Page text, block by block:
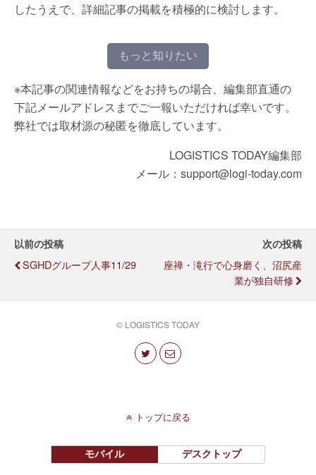
したうえで、詳細記事の掲載を積極的に検討します。
もっと知りたい
※本記事の関連情報などをお持ちの場合、編集部直通の
下記メールアドレスまでご一報いただければ幸いです。
弊社では取材源の秘匿を徹底しています。
LOGISTICS TODAY編集部
メール：support@logi-today.com
以前の投稿
SGHDグループ人事11/29
次の投稿
座禅・滝行で心身磨く、沼尻産
業が独自研修
© LOGISTICS TODAY
トップに戻る
モバイル デスクトップ